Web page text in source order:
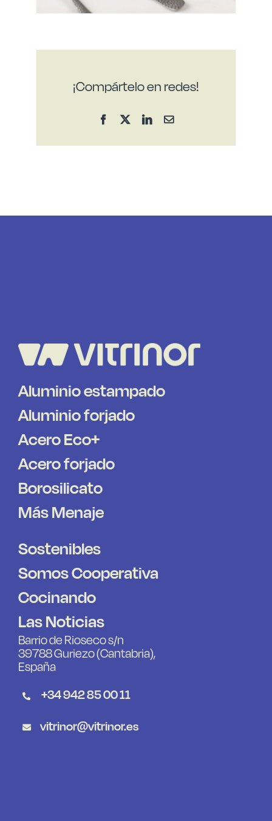
¡Compártelo en redes!
Facebook
X LinkedInCorreo
Aluminio estampado
Aluminio forjado
Acero Eco+
Acero forjado
Borosilicato
Más Menaje
Sostenibles
Somos Cooperativa
Cocinando
Las Noticias
Barrio de Rioseco s/n
39788 Guriezo (Cantabria),
España
+34 942 85 00 11
vitrinor@vitrinor.es